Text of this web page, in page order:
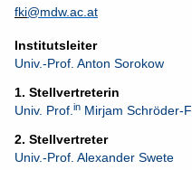
fki@mdw.ac.at
Institutsleiter
Univ.-Prof. Anton Sorokow
1. Stellvertreterin
Univ. Prof. in Mirjam Schröder-
2. Stellvertreter
Univ.-Prof. Alexander Swete